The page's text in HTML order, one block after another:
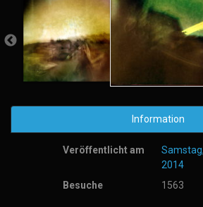
Information
Veröffentlicht am
2014
Besuche
1563